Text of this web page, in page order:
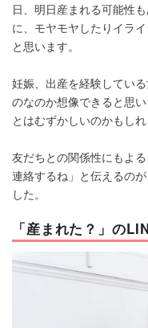
日、明日産まれる可能性
に、モヤモヤしたりイラ
と思います。
妊娠、出産を経験してい
のなのか想像できると思
とはむずかしいのかもしれ
友だちとの関係性にもよ
連絡するね」と伝えるの
した。
「産まれた？」の